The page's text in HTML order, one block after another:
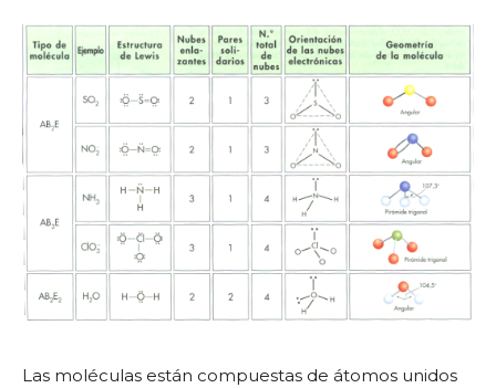
Las moléculas están compuestas de átomos unidos